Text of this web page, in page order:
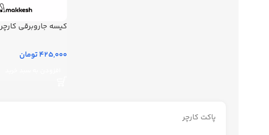
کیسه جاروبرقی کارچر 6200
425,000 تومان
پاکت کارچر